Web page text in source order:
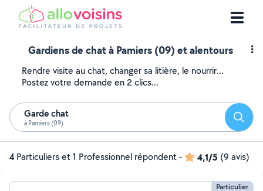
Gardiens de chat à Pamiers (09) et alentours
Rendre visite au chat, changer sa litière, le nourrir...
Postez votre demande en 2 clics...
Garde chat
à Pamiers (09)
4 Particuliers et 1 Professionnel répondent- 4,1/5 (9 avis)
Particulier